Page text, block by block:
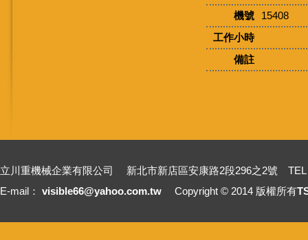
機號
15408
工作小時
備註
立川重機械企業有限公司 新北市新店區安康路2段296之2號 TEL
E-mail： visible66@yahoo.com.tw Copyright © 2014 版權所有